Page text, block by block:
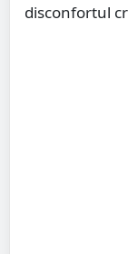
disconfortul